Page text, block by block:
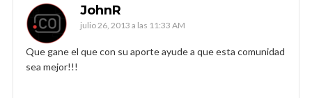
JohnR
julio 26, 2013 a las 11:33 AM
Que gane el que con su aporte ayude a que esta comunidad
sea mejor!!!